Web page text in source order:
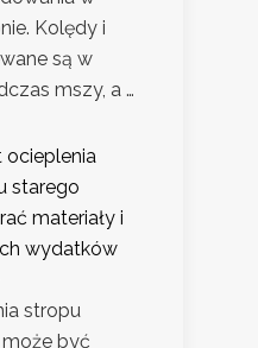
Kolędy i
są w
mszy, a …
ocieplenia
starego
materiały i
wydatków
stropu
być